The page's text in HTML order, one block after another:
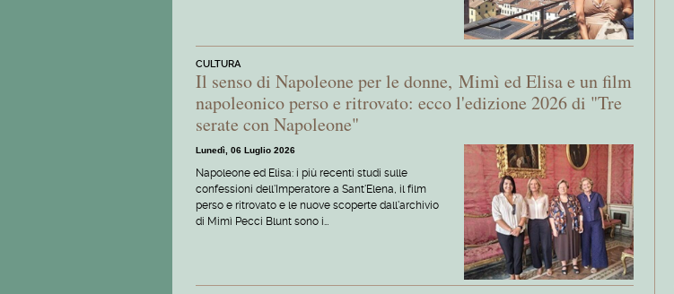
CULTURA
Il senso di Napoleone per le donne, Mimì ed Elisa e un film
napoleonico perso e ritrovato: ecco l'edizione 2026 di "Tre
serate con Napoleone"
Lunedì, 06 Luglio 2026
Napoleone ed Elisa: i più recenti studi sulle
confessioni dell'Imperatore a Sant'Elena, il film
perso e ritrovato e le nuove scoperte dall'archivio
di Mimì Pecci Blunt sono i…